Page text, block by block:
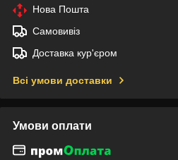
Нова Пошта
Самовивіз
Доставка кур'єром
Всі умови доставки
Умови оплати